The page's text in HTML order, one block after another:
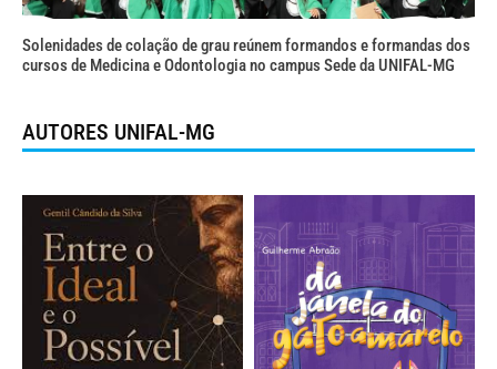
Solenidades de colação de grau reúnem formandos e formandas dos
cursos de Medicina e Odontologia no campus Sede da UNIFAL-MG
AUTORES UNIFAL-MG